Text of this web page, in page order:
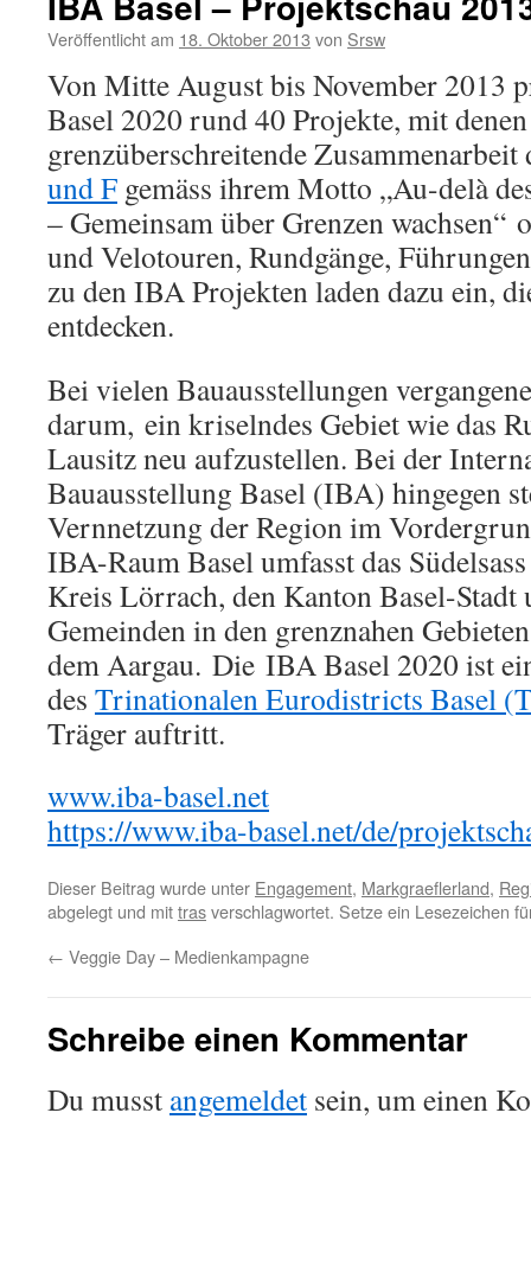
Veröffentlicht am 18. Oktober 2013 von Srsw
Von Mitte August bis November 2013
Basel 2020 rund 40 Projekte, mit
grenzüberschreitende
und F gemäss ihrem Motto „Au-delà
– Gemeinsam über Grenzen
und Velotouren, Rundgänge,
zu den IBA Projekten laden dazu ein,
entdecken.
Bei vielen Bauausstellungen
darum, ein kriselndes Gebiet wie das
Lausitz neu aufzustellen. Bei der
Bauausstellung Basel (IBA) hingegen
Vernnetzung der Region im
IBA-Raum Basel umfasst das
Kreis Lörrach, den Kanton Basel-Stadt
Gemeinden in den grenznahen
dem Aargau. Die IBA Basel 2020 ist
des Trinationalen Eurodistricts Basel
Träger auftritt.
www.iba-basel.net
https://www.iba-basel.net/de/
Dieser Beitrag wurde unter Engagement, Markgraeflerland,
abgelegt und mittrasverschlagwortet. Setze ein Lesezeichen
← Veggie Day – Medienkampagne
Schreibe einen Kommentar
Du musst angemeldet sein, um einen